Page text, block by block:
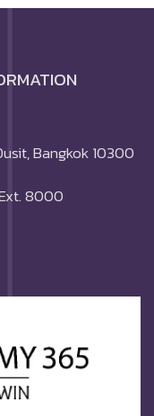
Bangkok 10300
8000